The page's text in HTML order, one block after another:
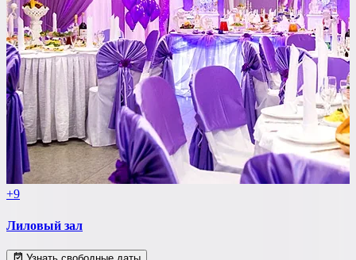
+9
Лиловый зал